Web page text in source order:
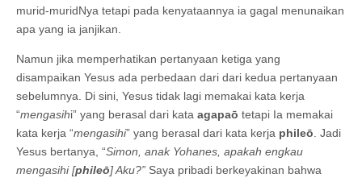
murid-muridNya tetapi pada kenyataannya ia gagal menunaikan
apa yang ia janjikan.
Namun jika memperhatikan pertanyaan ketiga yang
disampaikan Yesus ada perbedaan dari dari kedua pertanyaan
sebelumnya. Di sini, Yesus tidak lagi memakai kata kerja
“mengasihi” yang berasal dari kata agapaō tetapi Ia memakai
kata kerja “mengasihi” yang berasal dari kata kerja phileō . Jadi
Yesus bertanya, “Simon, anak Yohanes, apakah engkau
mengasihi [phileō] Aku?” Saya pribadi berkeyakinan bahwa